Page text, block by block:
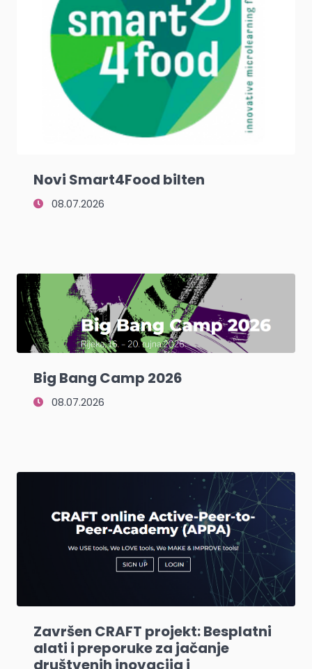
Novi Smart4Food bilten
08.07.2026
Big Bang Camp 2026
08.07.2026
Završen CRAFT projekt: Besplatni
alati i preporuke za jačanje
društvenih inovacija i